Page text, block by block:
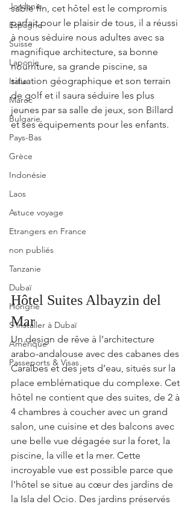
Jordanie
Espagne
Suisse
Laponie
Italie
Maroc
Bulgarie
Pays-Bas
Grèce
Indonésie
Laos
Astuce voyage
Etrangers en France
non publiés
Tanzanie
Dubaï
Hongrie
S'installer à Dubaï
Amérique
Passeports & Visas
sable fin, cet hôtel est le compromis
parfait pour le plaisir de tous, il a réussi
à nous séduire nous adultes avec sa
magnifique architecture, sa bonne
nourriture, sa grande piscine, sa
situation géographique et son terrain
de golf et il saura séduire les plus
jeunes par sa salle de jeux, son Billard
et ses équipements pour les enfants.
Hôtel Suites Albayzin del
Mar
Un design de rêve à l’architecture
arabo-andalouse avec des cabanes des
Caraïbes et des jets d’eau, situés sur la
place emblématique du complexe. Cet
hôtel ne contient que des suites, de 2 à
4 chambres à coucher avec un grand
salon, une cuisine et des balcons avec
une belle vue dégagée sur la foret, la
piscine, la ville et la mer. Cette
incroyable vue est possible parce que
l'hôtel se situe au cœur des jardins de
la Isla del Ocio. Des jardins préservés